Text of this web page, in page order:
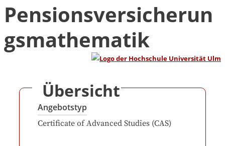
Pensionsversicherun
gsmathematik
Übersicht
Angebotstyp
Certificate of Advanced Studies (CAS)